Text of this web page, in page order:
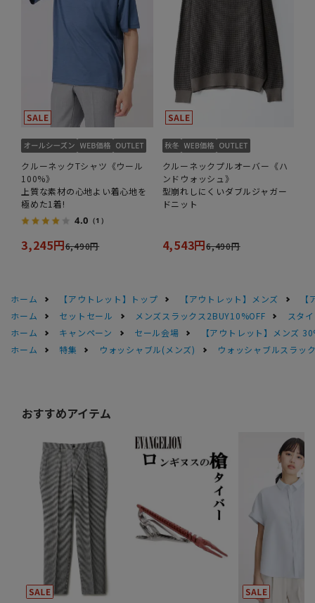
クルーネックTシャツ《ウール
100%》
上質な素材の心地よい着心地を
極めた1着!
4.0 （1）
3,245円6,490円
クルーネックプルオーバー《ハ
ンドウォッシュ》
型崩れしにくいダブルジャガー
ドニット
4,543円6,490円
ホーム 【アウトレット】トップ 【アウトレット】メンズ
ホーム
セットセール メンズスラックス2BUY10%OFF
スタ
ホーム
キャンペーン セール会場
【アウトレット】メンズ
ホーム
特集 ウォッシャブル(メンズ) ウォッシャブルスラッ